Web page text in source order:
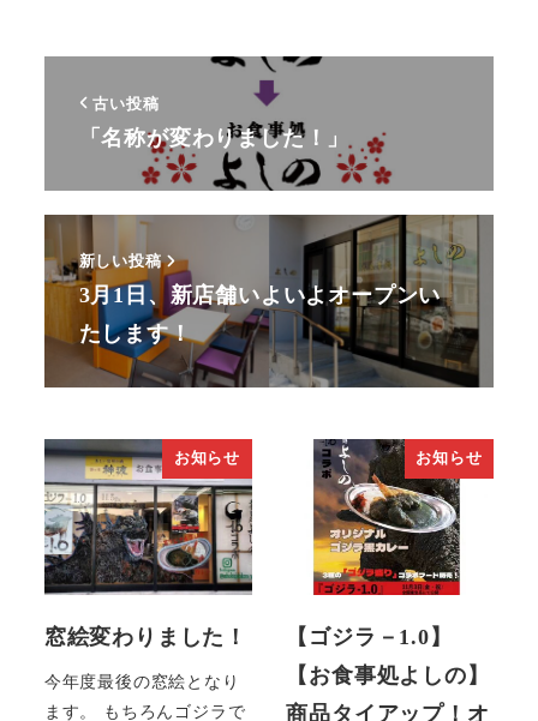
古い投稿
「名称が変わりました！」
新しい投稿
3月1日、新店舗いよいよオープンい
たします！
お知らせ
窓絵変わりました！
今年度最後の窓絵となり
ます。 もちろんゴジラで
お知らせ
【ゴジラ－1.0】
【お食事処よしの】
商品タイアップ！オ